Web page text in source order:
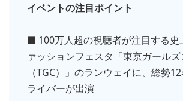
イベントの注目ポイント
■ 100万人超の視聴者が注目する史
ァッションフェスタ「東京ガール
（TGC）」のランウェイに、総勢
ライバーが出演